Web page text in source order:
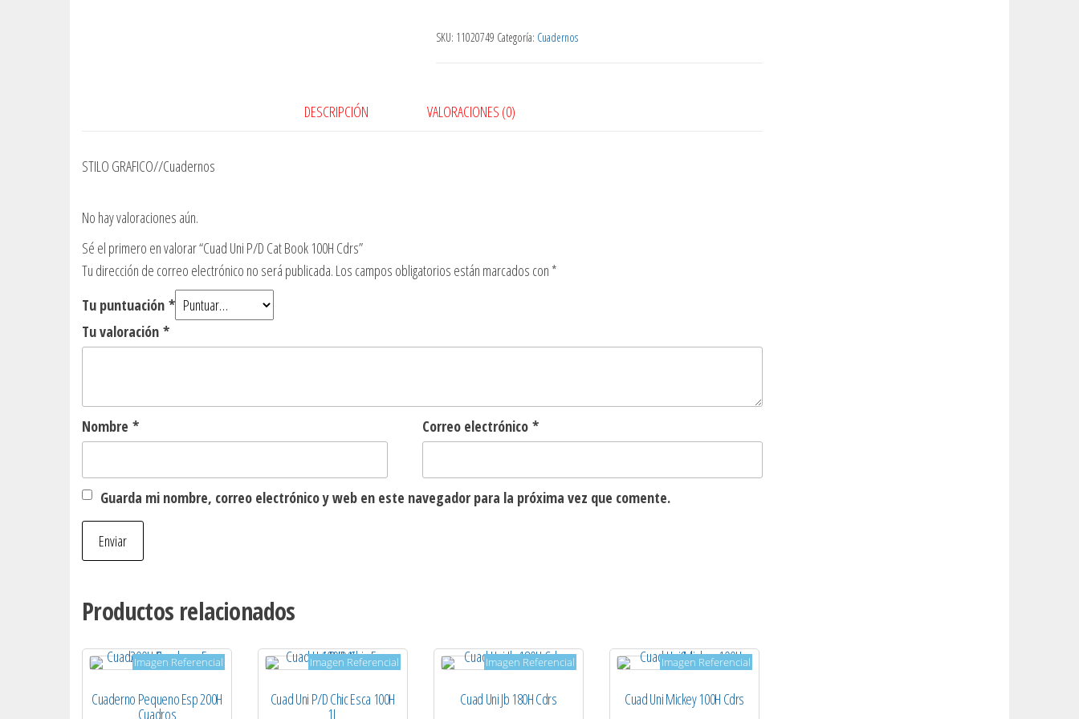
SKU: 11020749 Categoría: Cuadernos
DESCRIPCIÓN VALORACIONES (0)
STILO GRAFICO//Cuadernos
No hay valoraciones aún.
Sé el primero en valorar “Cuad Uni P/D Cat Book 100H Cdrs”
Tu dirección de correo electrónico no será publicada. Los campos obligatorios están marcados con *
Tu puntuación *
Tu valoración *
Nombre * Correo electrónico *
Guarda mi nombre, correo electrónico y web en este navegador para la próxima vez que comente.
Productos relacionados
Imagen Referencial
Cuaderno Pequeno Esp 200H
Cuadros
Imagen Referencial
Cuad Uni P/D Chic Esca 100H
1L
Imagen Referencial
Cuad Uni Jb 180H Cdrs
Imagen Referencial
Cuad Uni Mickey 100H Cdrs